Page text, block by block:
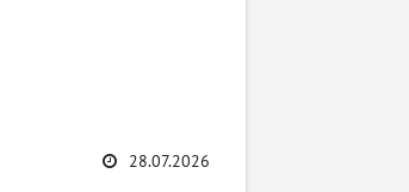
28.07.2026